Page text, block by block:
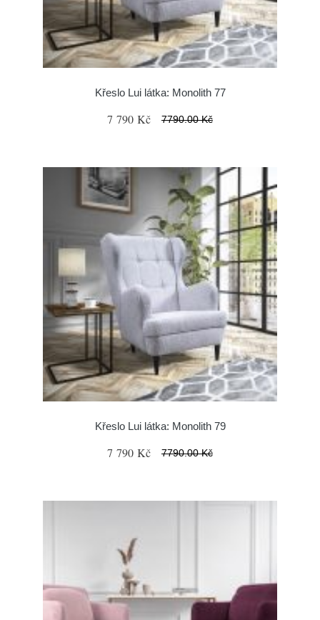
Křeslo Lui látka: Monolith 77
7 790 Kč 7790.00 Kč
Křeslo Lui látka: Monolith 79
7 790 Kč 7790.00 Kč